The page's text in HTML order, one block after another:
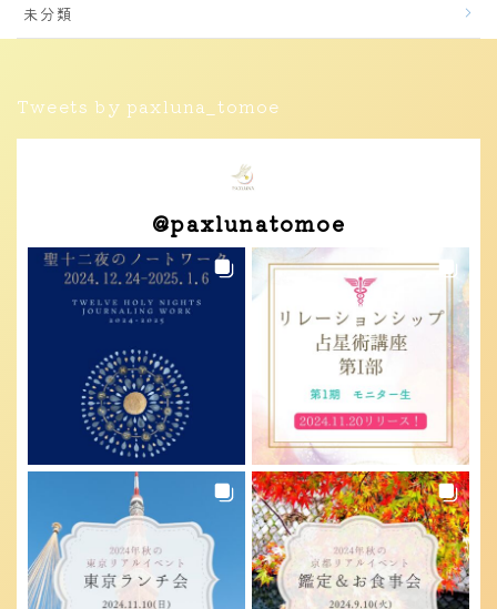
未分類
Tweets by paxluna_tomoe
@paxlunatomoe